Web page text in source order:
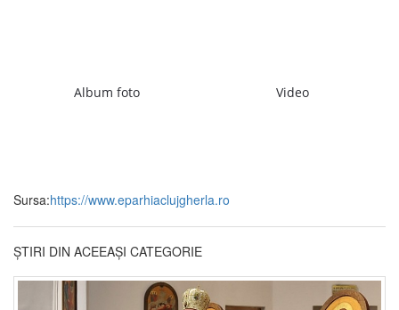
Album foto Video
Sursa:https://www.eparhiaclujgherla.ro
ȘTIRI DIN ACEEAȘI CATEGORIE